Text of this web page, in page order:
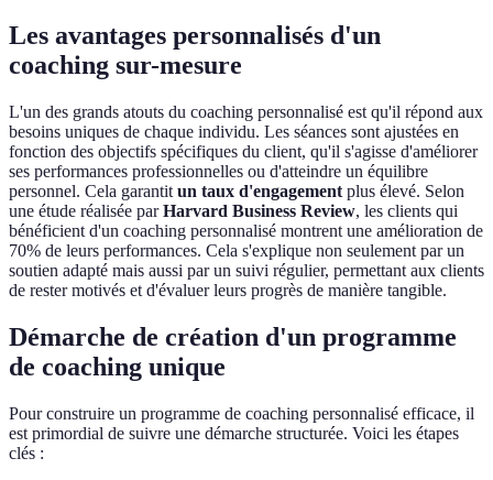
Les avantages personnalisés d'un
coaching sur-mesure
L'un des grands atouts du coaching personnalisé est qu'il répond aux
besoins uniques de chaque individu. Les séances sont ajustées en
fonction des objectifs spécifiques du client, qu'il s'agisse d'améliorer
ses performances professionnelles ou d'atteindre un équilibre
personnel. Cela garantit un taux d'engagement plus élevé. Selon
une étude réalisée parHarvard Business Review, les clients qui
bénéficient d'un coaching personnalisé montrent une amélioration de
70% de leurs performances. Cela s'explique non seulement par un
soutien adapté mais aussi par un suivi régulier, permettant aux clients
de rester motivés et d'évaluer leurs progrès de manière tangible.
Démarche de création d'un programme
de coaching unique
Pour construire un programme de coaching personnalisé efficace, il
est primordial de suivre une démarche structurée. Voici les étapes
clés :